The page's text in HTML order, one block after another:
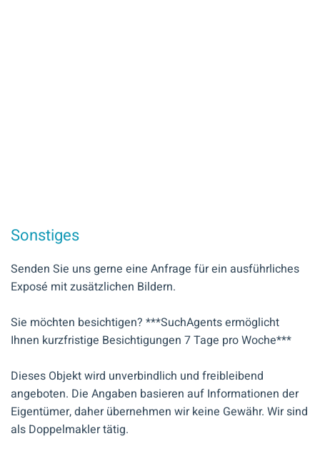
Sonstiges
Senden Sie uns gerne eine Anfrage für ein ausführliches
Exposé mit zusätzlichen Bildern.
Sie möchten besichtigen? ***SuchAgents ermöglicht
Ihnen kurzfristige Besichtigungen 7 Tage pro Woche***
Dieses Objekt wird unverbindlich und freibleibend
angeboten. Die Angaben basieren auf Informationen der
Eigentümer, daher übernehmen wir keine Gewähr. Wir sind
als Doppelmakler tätig.